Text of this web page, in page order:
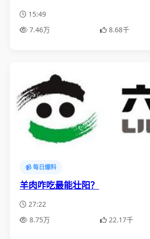
15:49
7.46万
8.68千
📹 每日爆料
羊肉咋吃最能壮阳？
27:22
8.75万
22.17千